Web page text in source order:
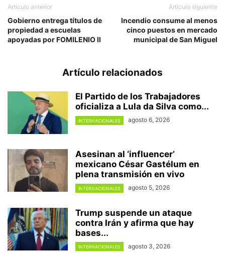
Artículo anterior
Gobierno entrega títulos de
propiedad a escuelas
apoyadas por FOMILENIO II
Artículo siguiente
Incendio consume al menos
cinco puestos en mercado
municipal de San Miguel
Artículo relacionados
El Partido de los Trabajadores
oficializa a Lula da Silva como...
INTERNACIONALES agosto 6, 2026
Asesinan al ‘influencer’
mexicano César Gastélum en
plena transmisión en vivo
INTERNACIONALES agosto 5, 2026
Trump suspende un ataque
contra Irán y afirma que hay
bases...
INTERNACIONALES agosto 3, 2026